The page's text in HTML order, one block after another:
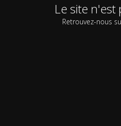
Le site n'est
Retrouvez-nous